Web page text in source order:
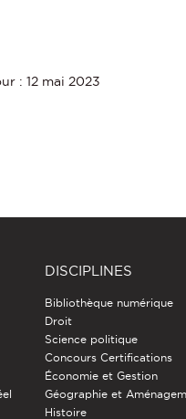
: 12 mai 2023
DISCIPLINES
Bibliothèque numérique
Droit
Science politique
Concours Certifications
Économie et Gestion
Géographie et
Histoire